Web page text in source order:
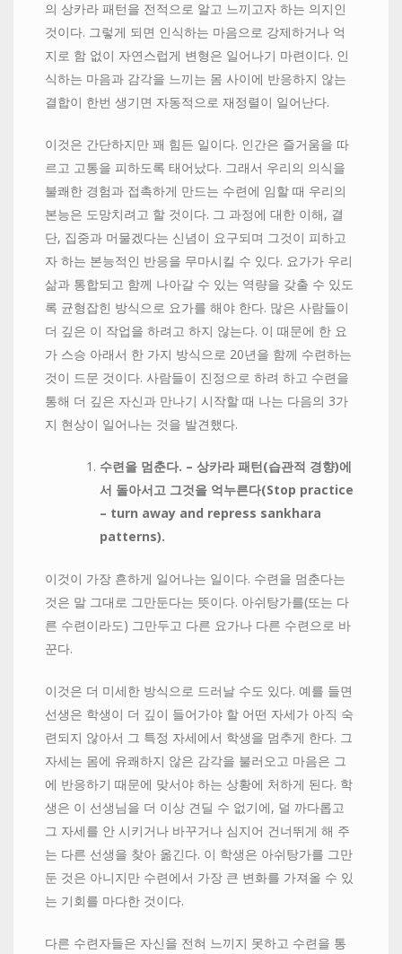
의 상카라 패턴을 전적으로 알고 느끼고자 하는 의지인
것이다. 그렇게 되면 인식하는 마음으로 강제하거나 억
지로 함 없이 자연스럽게 변형은 일어나기 마련이다. 인
식하는 마음과 감각을 느끼는 몸 사이에 반응하지 않는
결합이 한번 생기면 자동적으로 재정렬이 일어난다.
이것은 간단하지만 꽤 힘든 일이다. 인간은 즐거움을 따
르고 고통을 피하도록 태어났다. 그래서 우리의 의식을
불쾌한 경험과 접촉하게 만드는 수련에 임할 때 우리의
본능은 도망치려고 할 것이다. 그 과정에 대한 이해, 결
단, 집중과 머물겠다는 신념이 요구되며 그것이 피하고
자 하는 본능적인 반응을 무마시킬 수 있다. 요가가 우리
삶과 통합되고 함께 나아갈 수 있는 역량을 갖출 수 있도
록 균형잡힌 방식으로 요가를 해야 한다. 많은 사람들이
더 깊은 이 작업을 하려고 하지 않는다. 이 때문에 한 요
가 스승 아래서 한 가지 방식으로 20년을 함께 수련하는
것이 드문 것이다. 사람들이 진정으로 하려 하고 수련을
통해 더 깊은 자신과 만나기 시작할 때 나는 다음의 3가
지 현상이 일어나는 것을 발견했다.
수련을 멈춘다. – 상카라 패턴(습관적 경향)에
서 돌아서고 그것을 억누른다(Stop practice
– turn away and repress sankhara
patterns).
이것이 가장 흔하게 일어나는 일이다. 수련을 멈춘다는
것은 말 그대로 그만둔다는 뜻이다. 아쉬탕가를(또는 다
른 수련이라도) 그만두고 다른 요가나 다른 수련으로 바
꾼다.
이것은 더 미세한 방식으로 드러날 수도 있다. 예를 들면
선생은 학생이 더 깊이 들어가야 할 어떤 자세가 아직 숙
련되지 않아서 그 특정 자세에서 학생을 멈추게 한다. 그
자세는 몸에 유쾌하지 않은 감각을 불러오고 마음은 그
에 반응하기 때문에 맞서야 하는 상황에 처하게 된다. 학
생은 이 선생님을 더 이상 견딜 수 없기에, 덜 까다롭고
그 자세를 안 시키거나 바꾸거나 심지어 건너뛰게 해 주
는 다른 선생을 찾아 옮긴다. 이 학생은 아쉬탕가를 그만
둔 것은 아니지만 수련에서 가장 큰 변화를 가져올 수 있
는 기회를 마다한 것이다.
다른 수련자들은 자신을 전혀 느끼지 못하고 수련을 통